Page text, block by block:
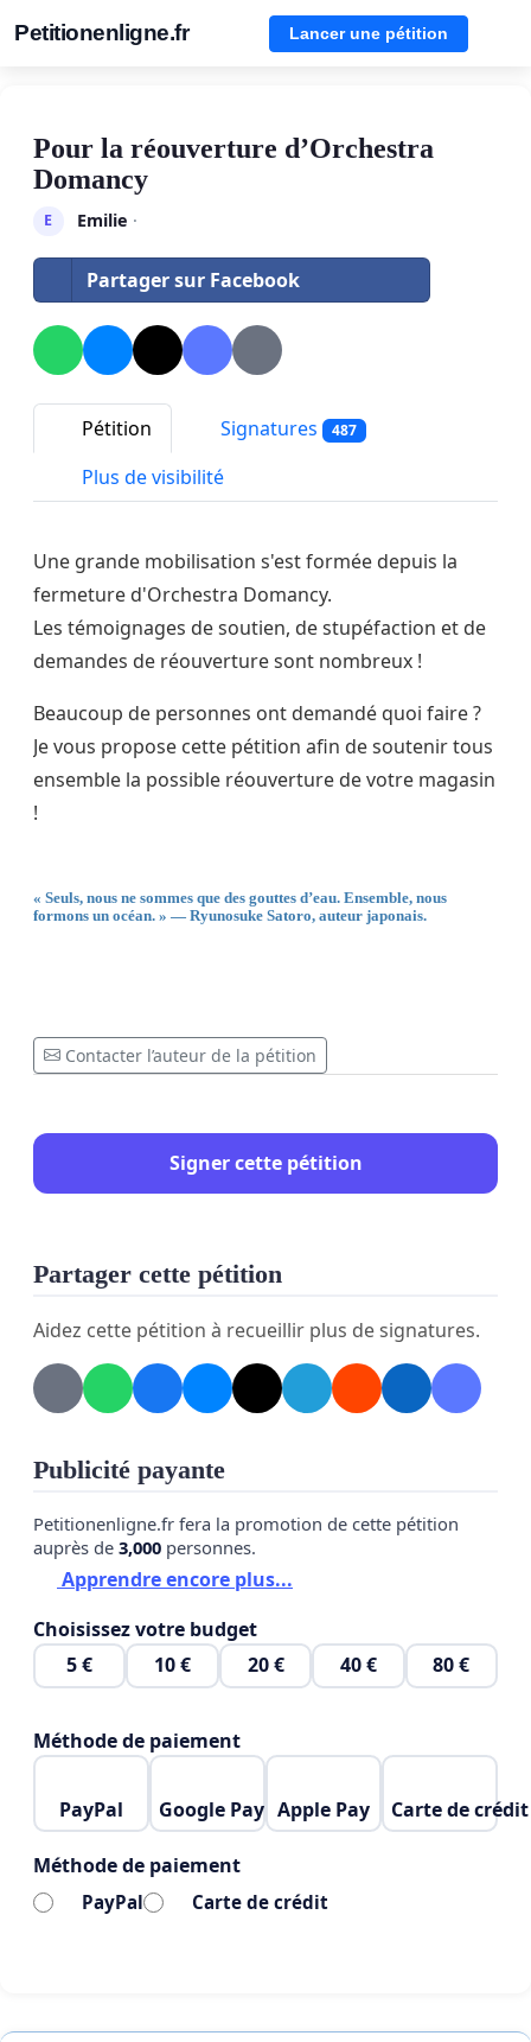
Petitionenligne.fr Lancer une pétition
Pour la réouverture d’Orchestra
Domancy
E Emilie ·
Partager sur Facebook
Pétition Signatures 487
Plus de visibilité
Une grande mobilisation s'est formée depuis la
fermeture d'Orchestra Domancy.
Les témoignages de soutien, de stupéfaction et de
demandes de réouverture sont nombreux !
Beaucoup de personnes ont demandé quoi faire ?
Je vous propose cette pétition afin de soutenir tous
ensemble la possible réouverture de votre magasin
!
« Seuls, nous ne sommes que des gouttes d’eau. Ensemble, nous
formons un océan. » — Ryunosuke Satoro, auteur japonais.
Contacter l’auteur de la pétition
Signer cette pétition
Partager cette pétition
Aidez cette pétition à recueillir plus de signatures.
Publicité payante
Petitionenligne.fr fera la promotion de cette pétition
auprès de 3,000 personnes.
Apprendre encore plus...
Choisissez votre budget
5 €
10 € 20 € 40 € 80 €
Méthode de paiement
PayPal Google Pay Apple Pay Carte de crédit
Méthode de paiement
PayPal Carte de crédit